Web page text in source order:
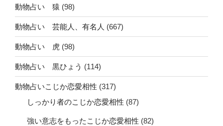
動物占い 猿 (98)
動物占い 芸能人、有名人 (667)
動物占い 虎 (98)
動物占い 黒ひょう (114)
動物占いこじか恋愛相性 (317)
しっかり者のこじか恋愛相性 (87)
強い意志をもったこじか恋愛相性 (82)